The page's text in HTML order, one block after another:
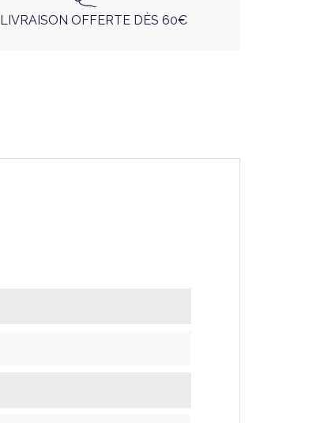
LIVRAISON OFFERTE DÈS 60€